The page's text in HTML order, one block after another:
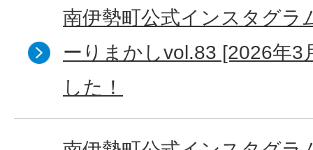
南伊勢町公式インスタグラ
ーりまかしvol.83 [2026年3
した！